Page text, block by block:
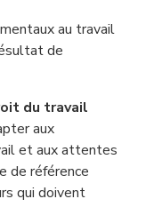
au travail
de
du travail
aux
et aux attentes
de référence
qui doivent